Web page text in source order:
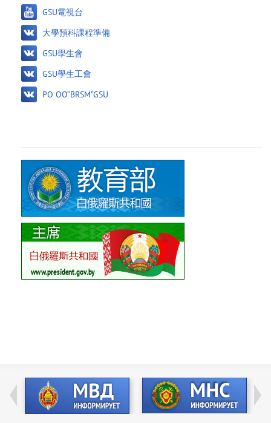
GSU電視台
大學預科課程準備
GSU學生會
GSU學生工會
PO OO“BRSM”GSU